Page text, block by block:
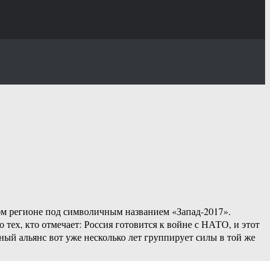
регионе под символичным названием «Запад-2017».
кто отмечает: Россия готовится к войне с НАТО, и этот
альянс вот уже несколько лет группирует силы в той же